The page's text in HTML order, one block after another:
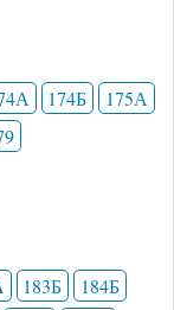
174Б
175А
183Б
184Б